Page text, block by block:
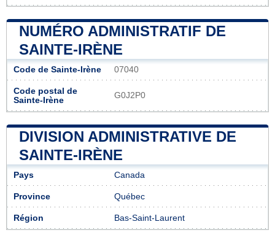
NUMÉRO ADMINISTRATIF DE
SAINTE-IRÈNE
Code de Sainte-Irène 07040
Code postal de
Sainte-Irène
G0J2P0
DIVISION ADMINISTRATIVE DE
SAINTE-IRÈNE
Pays Canada
Province Québec
Région Bas-Saint-Laurent